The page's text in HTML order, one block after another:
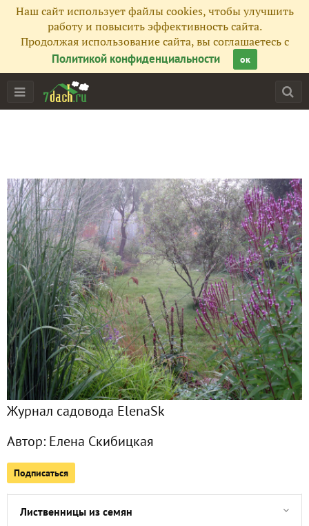
Наш сайт использует файлы cookies, чтобы улучшить
работу и повысить эффективность сайта.
Продолжая использование сайта, вы соглашаетесь с
Политикой конфиденциальности
ок
Журнал садовода ElenaSk
Автор: Елена Скибицкая
Подписаться
Главная
Сейчас обсуждают
Кровохлебка в моем саду
Краски осени-2
Вербена копьевидная (Verbena hastata)
Краски осени. Злаки
Виола рогатая
Аквилегии в моем саду
Люпины в саду
Лиственницы из семян